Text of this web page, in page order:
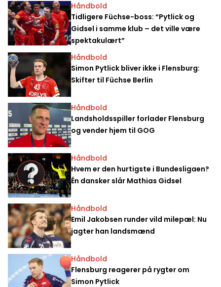
Håndbold
Tidligere Füchse-boss: “Pytlick og
Gidsel i samme klub – det ville være
spektakulært”
Håndbold
Simon Pytlick bliver ikke i Flensburg:
Skifter til Füchse Berlin
Håndbold
Landsholdsspiller forlader Flensburg
og vender hjem til GOG
Håndbold
Hvem er den hurtigste i Bundesligaen?
Én dansker slår Mathias Gidsel
Håndbold
Emil Jakobsen runder vild milepæl: Nu
jagter han landsmænd
Håndbold
Flensburg reagerer på rygter om
Simon Pytlick